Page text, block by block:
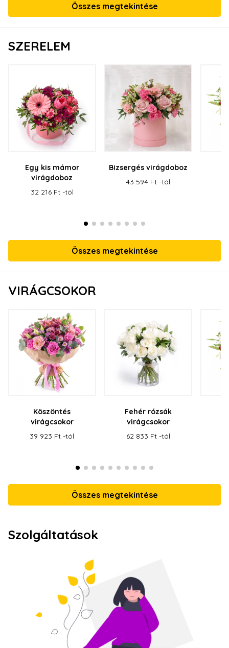
Összes megtekintése
SZERELEM
Egy kis mámor
virágdoboz
32 216 Ft -tól
Bizsergés virágdoboz
43 594 Ft -tól
Összes megtekintése
VIRÁGCSOKOR
Köszöntés
virágcsokor
39 923 Ft -tól
Fehér rózsák
virágcsokor
62 833 Ft -tól
Összes megtekintése
Szolgáltatások